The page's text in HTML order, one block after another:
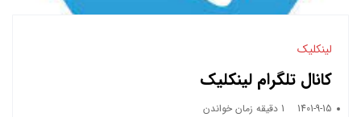
لینکلیک
کانال تلگرام لینکلیک
1401-9-15 1 دقیقه زمان خواندن